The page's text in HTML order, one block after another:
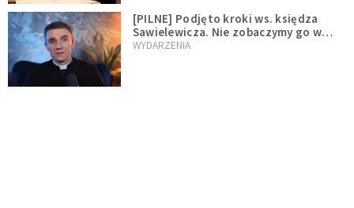
[PILNE] Podjęto kroki ws. księdza
Sawielewicza. Nie zobaczymy go w
mediach
WYDARZENIA